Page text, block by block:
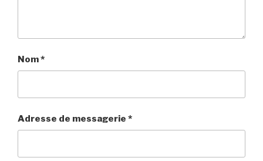
Nom*
Adresse de messagerie *